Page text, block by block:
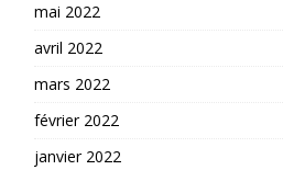
mai 2022
avril 2022
mars 2022
février 2022
janvier 2022